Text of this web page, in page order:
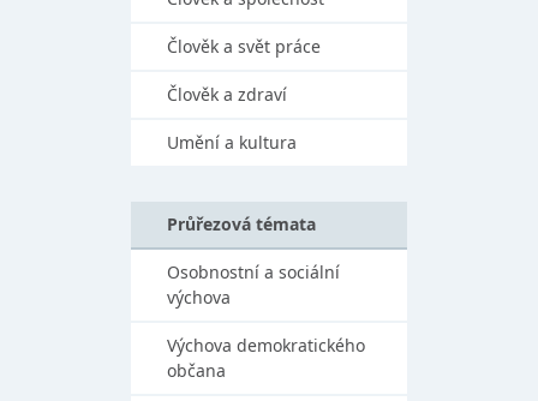
Člověk a svět práce
Člověk a zdraví
Umění a kultura
Průřezová témata
Osobnostní a sociální
výchova
Výchova demokratického
občana